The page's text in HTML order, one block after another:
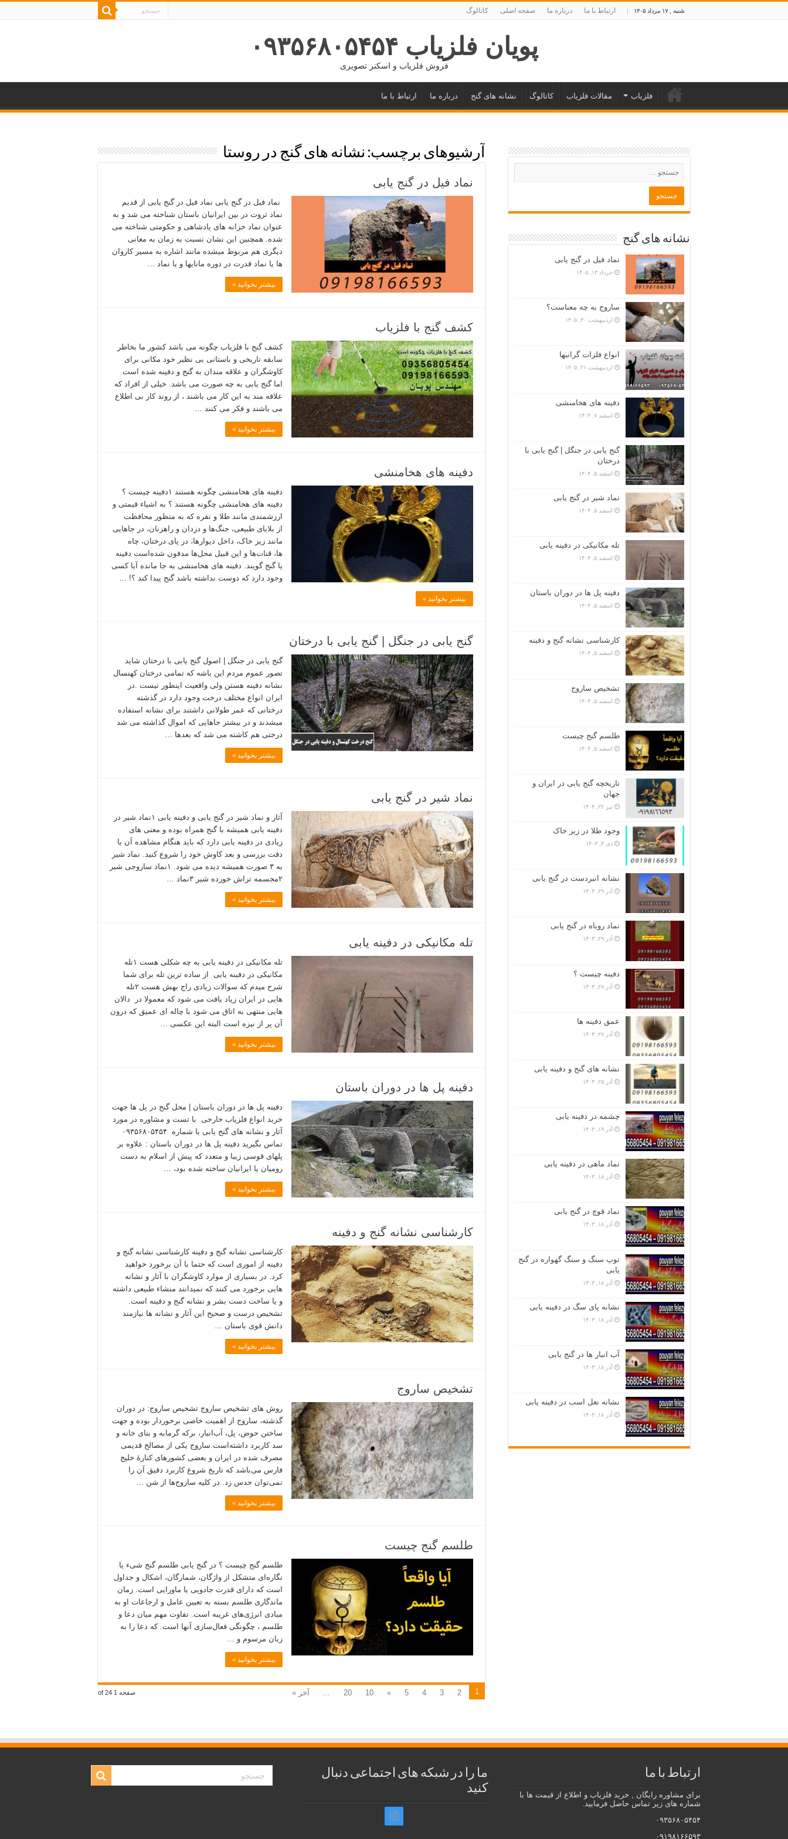
شنبه , ۱۷ مرداد ۱۴۰۵ ارتباط با ما درباره ما صفحه اصلی کاتالوگ
پویان فلزیاب ۰۹۳۵۶۸۰۵۴۵۴
فروش فلزیاب و اسکنر تصویری
فلزیاب مقالات فلزیاب کاتالوگ نشانه های گنج درباره ما ارتباط با ما
آرشیوهای برچسب: نشانه های گنج در روستا
نماد فیل در گنج یابی
نماد فیل در گنج یابی نماد فیل در گنج یابی از قدیم
نماد ثروت در بین ایرانیان باستان شناخته می شد و به
عنوان نماد خزانه های پادشاهی و حکومتی شناخته می
شده. همچنین این نشان نسبت به زمان به معانی
دیگری هم مربوط میشده مانند اشاره به مسیر کاروان
ها یا نماد قدرت در دوره مانایها و یا نماد …
بیشتر بخوانید »
کشف گنج با فلزیاب
کشف گنج با فلزیاب چگونه می باشد کشور ما بخاطر
سابقه تاریخی و باستانی بی نظیر خود مکانی برای
کاوشگران و علاقه مندان به گنج و دفینه شده است.
اما گنج یابی به چه صورت می باشد. خیلی از افراد که
علاقه مند به این کار می باشند ، از روند کار بی اطلاع
می باشند و فکر می کنند …
بیشتر بخوانید »
دفینه های هخامنشی
دفینه های هخامنشی چگونه هستند ۱دفینه چیست ؟
دفینه های هخامنشی چگونه هستند ؟ به اشیاء قیمتی و
ارزشمندی مانند طلا و نقره که به منظور محافظت
از بلایای طبیعی، جنگ‌ها و دزدان و راهزنان، در جاهایی
مانند زیر خاک، داخل دیوارها، در پای درختان، چاه
ها، قنات‌ها و این قبیل محل‌ها مدفون شده‌است دفینه
یا گنج گویند. دفینه های هخامنشی به جا مانده آیا کسی
وجود دارد که دوست نداشته باشد گنج پیدا کند ؟! …
بیشتر بخوانید »
گنج یابی در جنگل | گنج یابی با درختان
گنج یابی در جنگل | اصول گنج یابی با درختان شاید
تصور عموم مردم این باشه که تمامی درختان کهنسال
نشانه دفینه هستن ولی واقعیت اینطور نیست .در
ایران انواع مختلف درخت وجود دارد در گذشته
درختانی که عمر طولانی داشتند برای نشانه استفاده
میشدند و در بیشتر جاهایی که اموال گذاشته می شد
درختی هم کاشته می شد که بعدها …
بیشتر بخوانید »
نماد شیر در گنج یابی
آثار و نماد شیر در گنج یابی و دفینه یابی ۱نماد شیر در
دفینه یابی همیشه با گنج همراه بوده و معنی های
زیادی در دفینه یابی دارد که باید هنگام مشاهده آن با
دقت بررسی و بعد کاوش خود را شروع کنید. نماد شیر
به ۳ صورت همیشه دیده می شود. ۱نماد ساروجی شیر
۲مجسمه تراش خورده شیر ۳نماد …
بیشتر بخوانید »
تله مکانیکی در دفینه یابی
تله مکانیکی در دفینه یابی به چه شکلی هست ۱تله
مکانیکی در دفینه یابی از ساده ترین تله برای شما
شرح میدم که سوالات زیادی راج بهش هست ۲تله
هایی در ایران زیاد یافت می شود که معمولا در دالان
هایی منتهی به اتاق می شود با چاله ای عمیق که درون
آن پر از نیزه است البته این عکسی …
بیشتر بخوانید »
دفینه پل ها در دوران باستان
دفینه پل ها در دوران باستان | محل گنج در پل ها جهت
خرید انواع فلزیاب خارجی با تست و مشاوره در مورد
آثار و نشانه های گنج یابی با شماره ۰۹۳۵۶۸۰۵۴۵۴
تماس بگیرید دفینه پل ها در دوران باستان : علاوه‌ بر
پلهای‌ قوسی‌ زیبا و متعدد که‌ پیش‌ از اسلام‌ به‌ دست‌
رومیان‌ یا ایرانیان‌ ساخته‌ شده‌ بود، …
بیشتر بخوانید »
کارشناسی نشانه گنج و دفینه
کارشناسی نشانه گنج و دفینه کارشناسی نشانه گنج و
دفینه از اموری است که حتما با آن برخورد خواهید
کرد. در بسیاری از موارد کاوشگران با آثار و نشانه
هایی برخورد می کنند که نمیدانند منشاء طبیعی داشته
و یا ساخت دست بشر و نشانه گنج و دفینه است.
تشخیص درست و صحیح این آثار و نشانه ها نیازمند
دانش قوی باستان …
بیشتر بخوانید »
تشخیص ساروج
روش های تشخیص ساروج تشخیص ساروج: در دوران
گذشته، ساروج از اهمیت خاصی برخوردار بوده و جهت
ساختن حوض، پل، آب‌انبار، برکه گرمابه و بنای خانه و
سد کاربرد داشته‌است.ساروج یکی از مصالح قدیمی
مصرف شده در ایران و بعضی کشورهای کنارهٔ خلیج
فارس می‌باشد که تاریخ شروع کاربرد دقیق آن را
نمی‌توان حدس زد. در کلیه ساروج‌ها از شن …
بیشتر بخوانید »
طلسم گنج چیست
طلسم گنج چیست ؟ در گنج یابی طلسم گنج شیء یا
نگاره‌ای متشکل از واژگان، شمارگان، اشکال و جداول
است که دارای قدرت جادویی یا ماورایی است. زمان
ماندگاری طلسم بسته به تعیین عامل و ارجاعات او به
مبادی انرژی‌های غریبه است. تفاوت مهم میان دعا و
طلسم ، چگونگی فعال‌سازی آنها است. که دعا را به
زبان مرسوم و …
بیشتر بخوانید »
صفحه 1 of 24 1
2
3
4
5
»
10
20
... آخر »
نشانه های گنج
نماد فیل در گنج یابی
خرداد ۱۳, ۱۴۰۵
ساروج به چه معناست؟
اردیبهشت ۳۰, ۱۴۰۵
انواع فلزات گرانبها
اردیبهشت ۲۱, ۱۴۰۵
دفینه های هخامنشی
اسفند ۷, ۱۴۰۴
گنج یابی در جنگل | گنج یابی با
درختان
اسفند ۵, ۱۴۰۴
نماد شیر در گنج یابی
اسفند ۵, ۱۴۰۴
تله مکانیکی در دفینه یابی
اسفند ۵, ۱۴۰۴
دفینه پل ها در دوران باستان
اسفند ۵, ۱۴۰۴
کارشناسی نشانه گنج و دفینه
اسفند ۵, ۱۴۰۴
تشخیص ساروج
اسفند ۵, ۱۴۰۴
طلسم گنج چیست
اسفند ۵, ۱۴۰۴
تاریخچه گنج‌ یابی در ایران و
جهان
تیر ۲۲, ۱۴۰۴
وجود طلا در زیر خاک
دی ۴, ۱۴۰۳
نشانه انبردست در گنج یابی
آذر ۲۹, ۱۴۰۳
نماد روباه در گنج یابی
آذر ۲۹, ۱۴۰۳
دفینه چیست ؟
آذر ۲۸, ۱۴۰۳
عمق دفینه ها
آذر ۲۷, ۱۴۰۳
نشانه های گنج و دفینه یابی
آذر ۲۵, ۱۴۰۳
چشمه در دفینه یابی
آذر ۱۹, ۱۴۰۳
نماد ماهی در دفینه یابی
آذر ۱۸, ۱۴۰۳
نماد قوچ در گنج یابی
آذر ۱۸, ۱۴۰۳
توپ سنگ و سنگ گهواره در گنج
یابی
آذر ۱۸, ۱۴۰۳
نشانه پای سگ در دفینه یابی
آذر ۱۸, ۱۴۰۳
آب انبار ها در گنج یابی
آذر ۱۸, ۱۴۰۳
نشانه نعل اسب در دفینه یابی
آذر ۱۸, ۱۴۰۳
ارتباط با ما
برای مشاوره رایگان , خرید فلزیاب و اطلاع از قیمت ها با
شماره های زیر تماس حاصل فرمایید.
۰۹۳۵۶۸۰۵۴۵۴
۰۹۱۹۸۱۶۶۵۹۳
ما را در شبکه های اجتماعی دنبال
کنید